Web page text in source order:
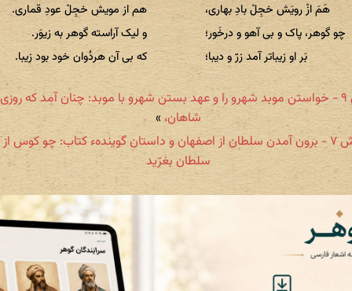
هَمَ ازْ رویَش خجِلْ بادِ بهاری،
هم از مویش خجِلْ عودِ قماری.
چو گوهر، پاک و بی آهو و درخَور؛
و لیک آراسته گوهر به زیوَر.
بَر او زیباتر آمد زرّ و دیبا؛
که بی آن هردُوان خود بود زیبا.
بخش ۹ - خواستن موبد شهرو را و عهد بستن شهرو با موبد: چنان آمد که
شاهان، »
بخش ۷ - برون آمدن سلطان از اصفهان و داستان گویندهء کتاب: چو کوس از
سلطان بغرّید